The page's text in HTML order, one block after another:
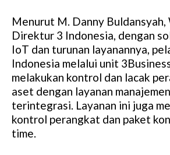
Menurut M. Danny
Direktur 3 Indonesia, dengan
IoT dan turunan layanannya,
Indonesia melalui unit
melakukan kontrol dan lacak
aset dengan layanan
terintegrasi. Layanan ini juga
kontrol perangkat dan paket
time.